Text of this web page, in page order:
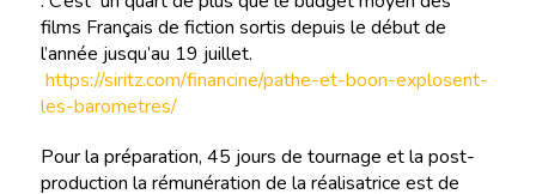
films Français de fiction sortis depuis le début de
l’année jusqu’au 19 juillet.
https://siritz.com/financine/pathe-et-boon-explosent-
les-barometres/
Pour la préparation, 45 jours de tournage et la post-
production la rémunération de la réalisatrice est de